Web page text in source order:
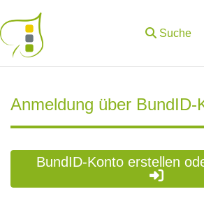
Zum Hauptinhalt springen
Suche
Anmeldung über BundID-
BundID-Konto erstellen